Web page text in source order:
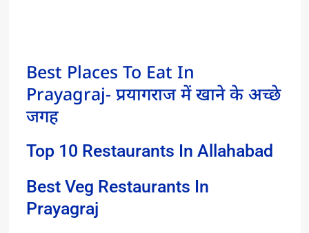
Best Places To Eat In
Prayagraj- प्रयागराज में खाने के अच्छे
जगह
Top 10 Restaurants In Allahabad
Best Veg Restaurants In
Prayagraj